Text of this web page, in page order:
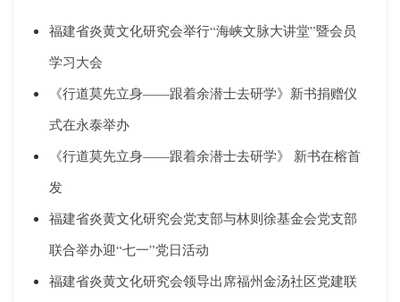
福建省炎黄文化研究会举行“海峡文脉大讲堂”暨会员
学习大会
《行道莫先立身——跟着余潜士去研学》新书捐赠仪
式在永泰举办
《行道莫先立身——跟着余潜士去研学》 新书在榕首
发
福建省炎黄文化研究会党支部与林则徐基金会党支部
联合举办迎“七一”党日活动
福建省炎黄文化研究会领导出席福州金汤社区党建联